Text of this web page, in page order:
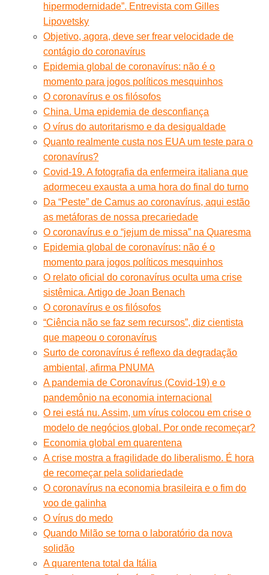
hipermodernidade”. Entrevista com Gilles
Lipovetsky
Objetivo, agora, deve ser frear velocidade de
contágio do coronavírus
Epidemia global de coronavírus: não é o
momento para jogos políticos mesquinhos
O coronavírus e os filósofos
China. Uma epidemia de desconfiança
O vírus do autoritarismo e da desigualdade
Quanto realmente custa nos EUA um teste para o
coronavírus?
Covid-19. A fotografia da enfermeira italiana que
adormeceu exausta a uma hora do final do turno
Da “Peste” de Camus ao coronavírus, aqui estão
as metáforas de nossa precariedade
O coronavírus e o “jejum de missa” na Quaresma
Epidemia global de coronavírus: não é o
momento para jogos políticos mesquinhos
O relato oficial do coronavírus oculta uma crise
sistêmica. Artigo de Joan Benach
O coronavírus e os filósofos
“Ciência não se faz sem recursos”, diz cientista
que mapeou o coronavírus
Surto de coronavírus é reflexo da degradação
ambiental, afirma PNUMA
A pandemia de Coronavírus (Covid-19) e o
pandemônio na economia internacional
O rei está nu. Assim, um vírus colocou em crise o
modelo de negócios global. Por onde recomeçar?
Economia global em quarentena
A crise mostra a fragilidade do liberalismo. É hora
de recomeçar pela solidariedade
O coronavírus na economia brasileira e o fim do
voo de galinha
O vírus do medo
Quando Milão se torna o laboratório da nova
solidão
A quarentena total da Itália